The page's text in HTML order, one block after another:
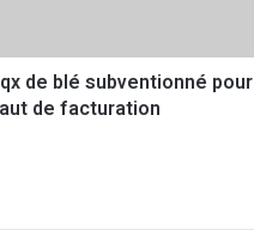
de blé subventionné pour
de facturation